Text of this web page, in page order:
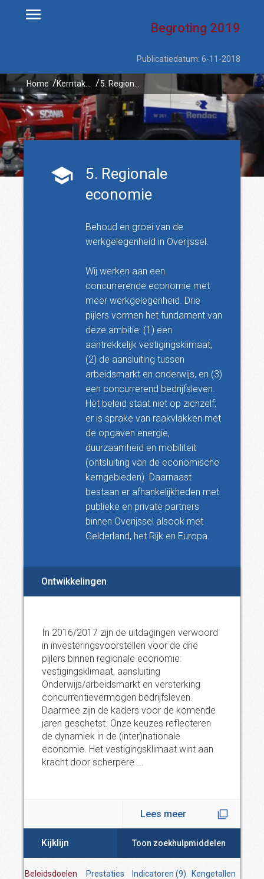
Begroting 2019
Publicatiedatum: 6-11-2018
Home
5. Regionale
economie
Behoud en groei van de
werkgelegenheid in Overijssel.
Wij werken aan een
concurrerende economie met
meer werkgelegenheid. Drie
pijlers vormen het fundament van
deze ambitie: (1) een
aantrekkelijk vestigingsklimaat,
(2) de aansluiting tussen
arbeidsmarkt en onderwijs, en (3)
een concurrerend bedrijfsleven.
Het beleid staat niet op zichzelf;
er is sprake van raakvlakken met
de opgaven energie,
duurzaamheid en mobiliteit
(ontsluiting van de economische
kerngebieden). Daarnaast
bestaan er afhankelijkheden met
publieke en private partners
binnen Overijssel alsook met
Gelderland, het Rijk en Europa.
Ontwikkelingen
In 2016/2017 zijn de uitdagingen verwoord
in investeringsvoorstellen voor de drie
pijlers binnen regionale economie:
vestigingsklimaat, aansluiting
Onderwijs/arbeidsmarkt en versterking
concurrentievermogen bedrijfsleven.
Daarmee zijn de kaders voor de komende
jaren geschetst. Onze keuzes reflecteren
de dynamiek in de (inter)nationale
economie. Het vestigingsklimaat wint aan
kracht door scherpere ...
Lees meer
Kijklijn Toon zoekhulpmiddelen
Beleidsdoelen Prestaties Indicatoren (9) Kengetallen